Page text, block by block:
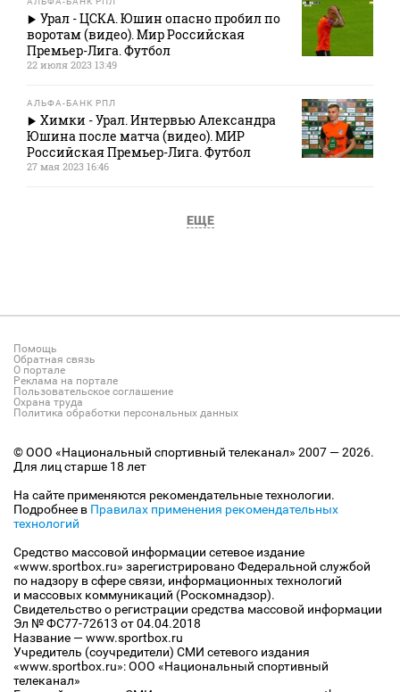
Урал - ЦСКА. Юшин опасно пробил по
воротам (видео). Мир Российская
Премьер-Лига. Футбол
22 июля 2023 13:49
АЛЬФА-БАНК РПЛ
Химки - Урал. Интервью Александра
Юшина после матча (видео). МИР
Российская Премьер-Лига. Футбол
27 мая 2023 16:46
ЕЩЕ
Помощь
Обратная связь
О портале
Реклама на портале
Пользовательское соглашение
Охрана труда
Политика обработки персональных данных
© ООО «Национальный спортивный телеканал» 2007 — 2026.
Для лиц старше 18 лет
На сайте применяются рекомендательные технологии.
Подробнее в Правилах применения рекомендательных
технологий
Средство массовой информации сетевое издание
«www.sportbox.ru» зарегистрировано Федеральной службой
по надзору в сфере связи, информационных технологий
и массовых коммуникаций (Роскомнадзор).
Свидетельство о регистрации средства массовой информации
Эл № ФС77-72613 от 04.04.2018
Название — www.sportbox.ru
Учредитель (соучредители) СМИ сетевого издания
«www.sportbox.ru»: ООО «Национальный спортивный
телеканал»